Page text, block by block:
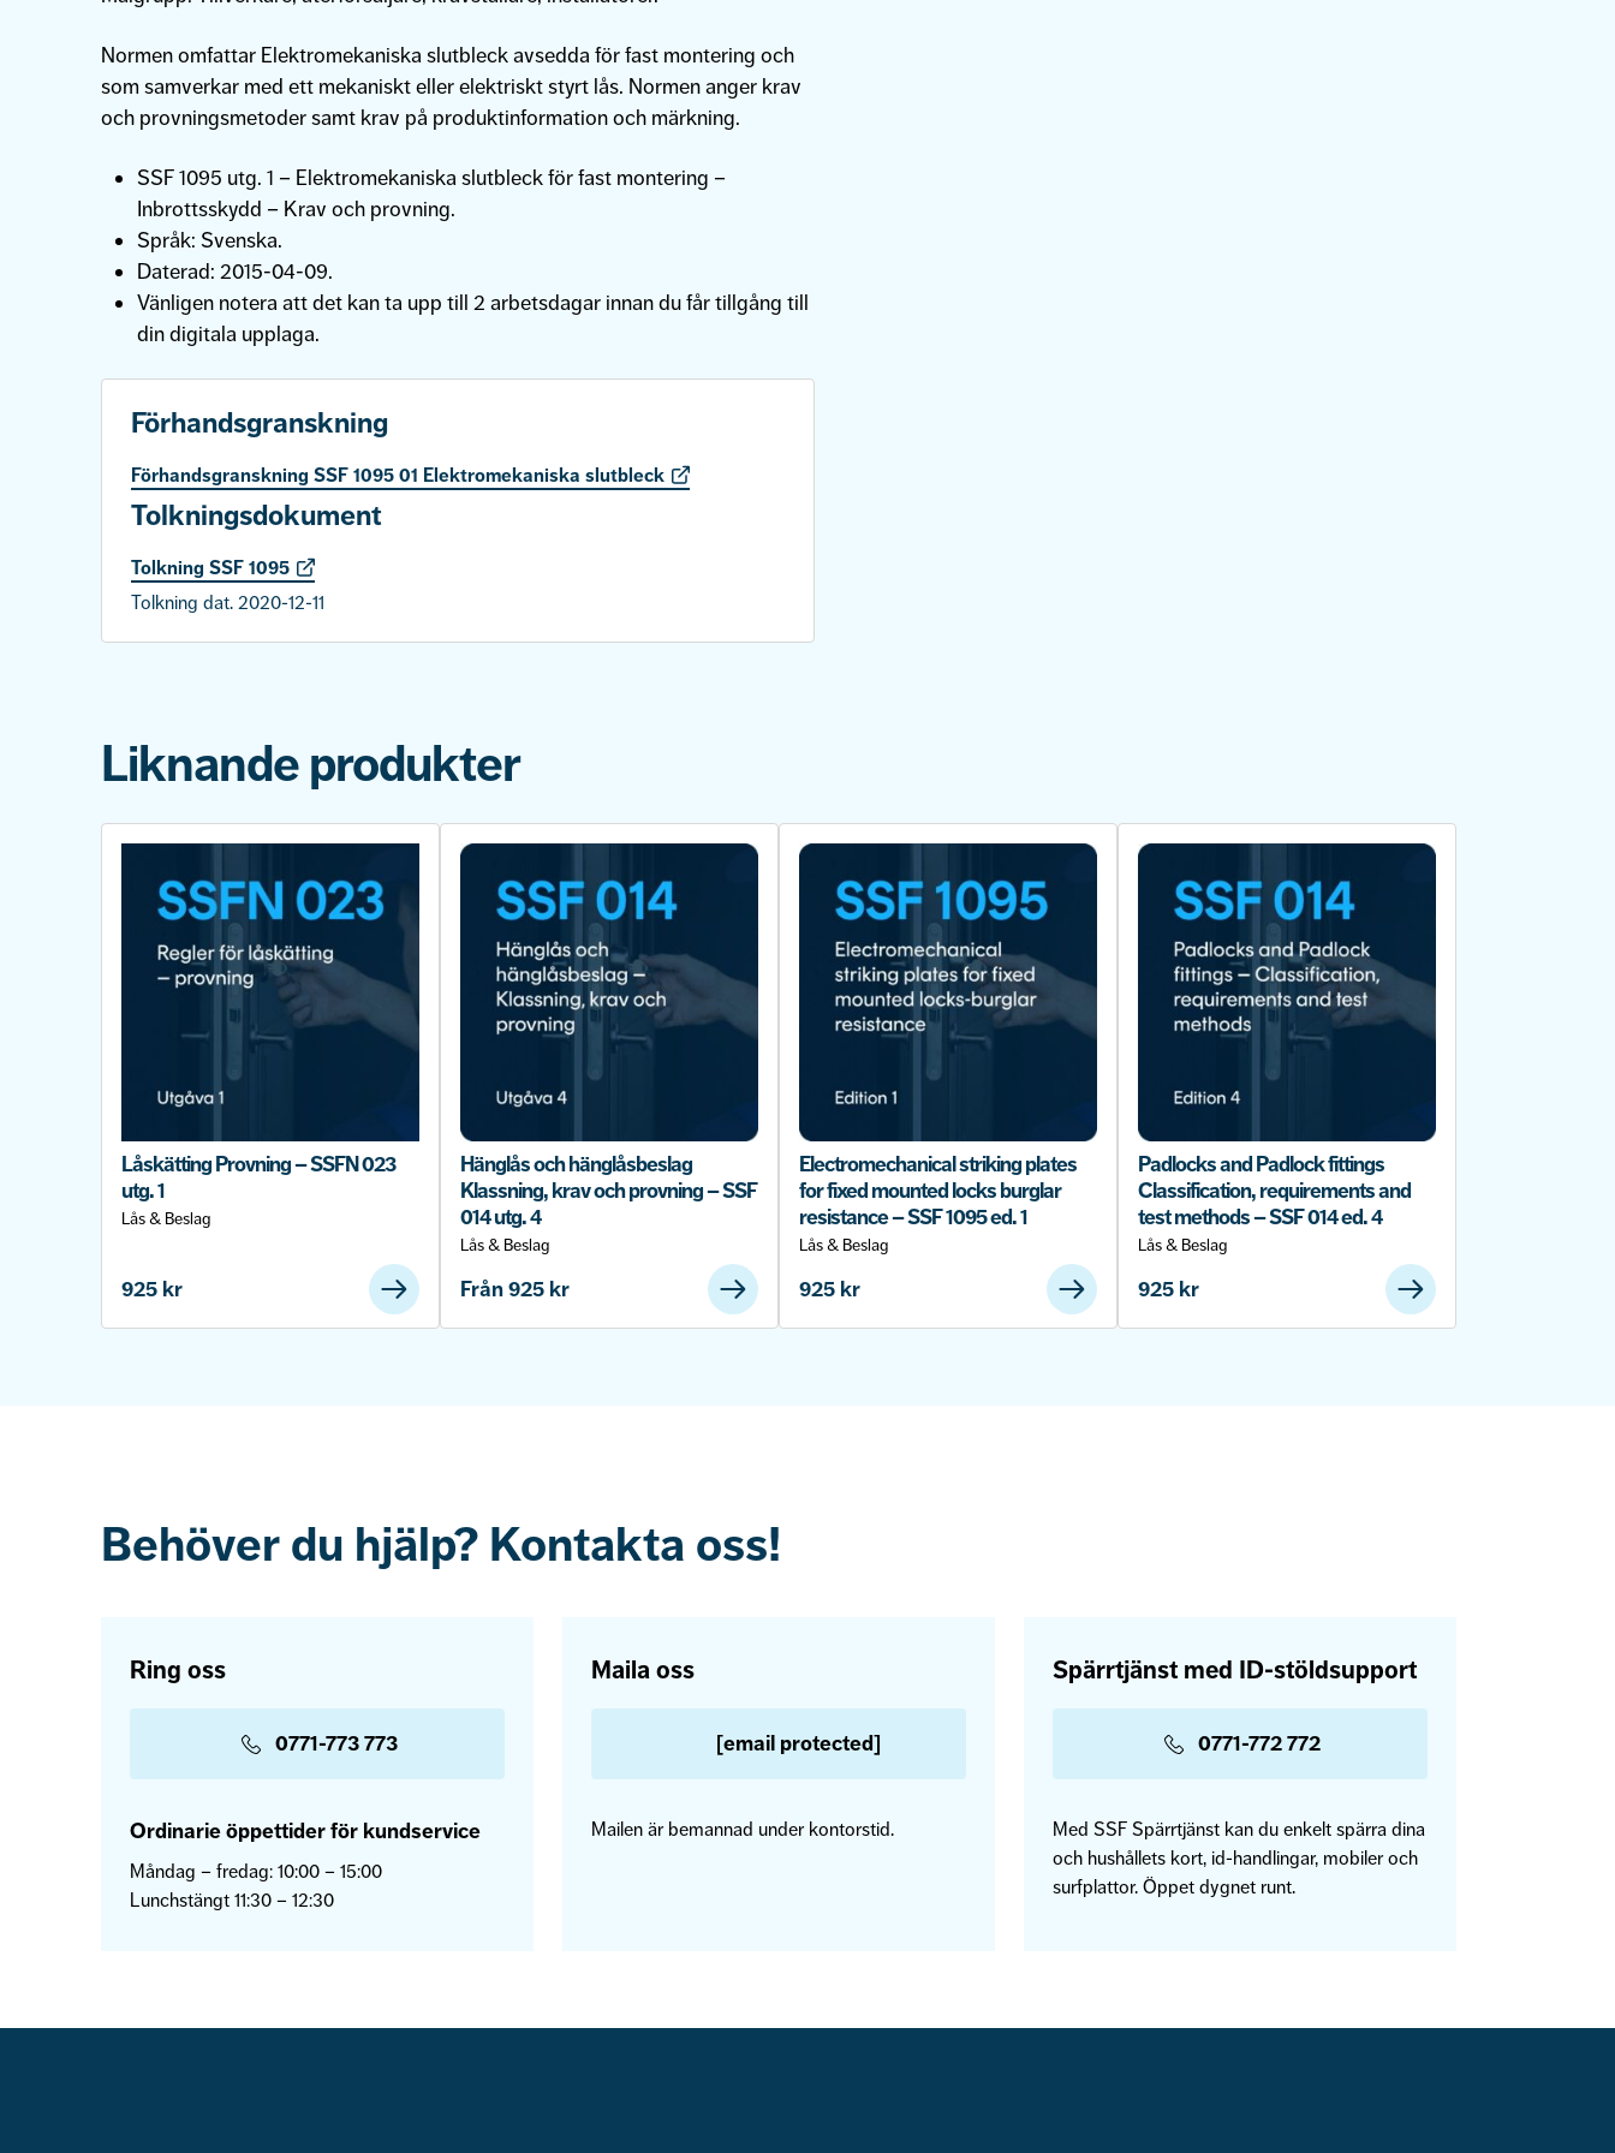
Normen omfattar Elektromekaniska slutbleck avsedda för fast montering och
som samverkar med ett mekaniskt eller elektriskt styrt lås. Normen anger krav
och provningsmetoder samt krav på produktinformation och märkning.
SSF 1095 utg. 1 – Elektromekaniska slutbleck för fast montering –
Inbrottsskydd – Krav och provning.
Språk: Svenska.
Daterad: 2015-04-09.
Vänligen notera att det kan ta upp till 2 arbetsdagar innan du får tillgång till
din digitala upplaga.
Förhandsgranskning
Förhandsgranskning SSF 1095 01 Elektromekaniska slutbleck
Tolkningsdokument
Tolkning SSF 1095
Tolkning dat. 2020-12-11
Liknande produkter
Låskätting Provning – SSFN 023
utg. 1
Lås & Beslag
925 kr
Hänglås och hänglåsbeslag
Klassning, krav och provning – SSF
014 utg. 4
Lås & Beslag
Från925 kr
Electromechanical striking plates
for fixed mounted locks burglar
resistance – SSF 1095 ed. 1
Lås & Beslag
925 kr
Padlocks and Padlock fittings
Classification, requirements and
test methods – SSF 014 ed. 4
Lås & Beslag
925 kr
Behöver du hjälp? Kontakta oss!
Ring oss
0771-773 773
Ordinarie öppettider för kundservice
Måndag – fredag: 10:00 – 15:00
Lunchstängt 11:30 – 12:30
Maila oss
[email protected]
Mailen är bemannad under kontorstid.
Spärrtjänst med ID-stöldsupport
0771-772 772
Med SSF Spärrtjänst kan du enkelt spärra dina
och hushållets kort, id-handlingar, mobiler och
surfplattor. Öppet dygnet runt.